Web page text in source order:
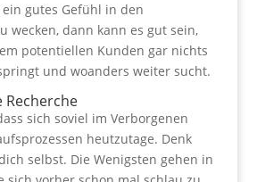
gutes Gefühl in den
wecken, dann kann es gut sein,
potentiellen Kunden gar nichts
und woanders weiter sucht.
sich soviel im Verborgenen
heutzutage. Denk
selbst. Die Wenigsten gehen in